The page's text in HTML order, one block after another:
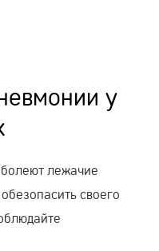
у
лежачие
своего